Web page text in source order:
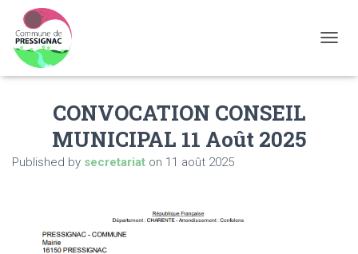
CONVOCATION CONSEIL
MUNICIPAL 11 Août 2025
Published by secretariat on 11 août 2025